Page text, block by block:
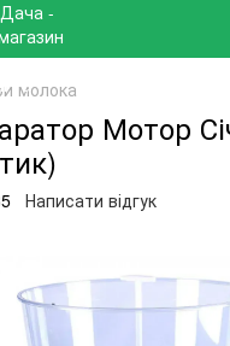
молока
Мотор
Написати відгук